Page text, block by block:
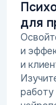
организма,
клиентов.